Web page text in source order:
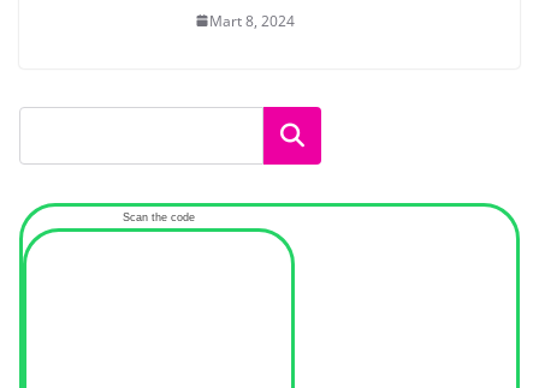
Mart 8, 2024
Ara
Scan the code